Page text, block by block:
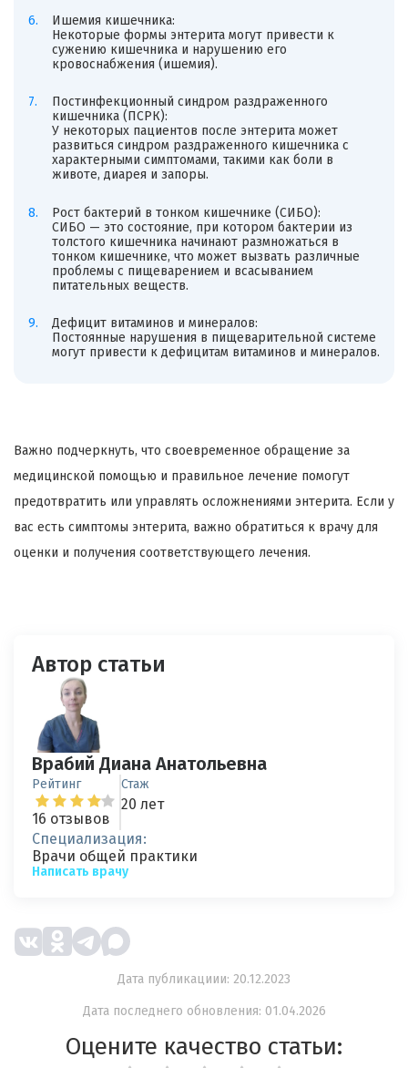
Ишемия кишечника:
Некоторые формы энтерита могут привести к
сужению кишечника и нарушению его
кровоснабжения (ишемия).
Постинфекционный синдром раздраженного
кишечника (ПСРК):
У некоторых пациентов после энтерита может
развиться синдром раздраженного кишечника с
характерными симптомами, такими как боли в
животе, диарея и запоры.
Рост бактерий в тонком кишечнике (СИБО):
СИБО — это состояние, при котором бактерии из
толстого кишечника начинают размножаться в
тонком кишечнике, что может вызвать различные
проблемы с пищеварением и всасыванием
питательных веществ.
Дефицит витаминов и минералов:
Постоянные нарушения в пищеварительной системе
могут привести к дефицитам витаминов и минералов.
Важно подчеркнуть, что своевременное обращение за
медицинской помощью и правильное лечение помогут
предотвратить или управлять осложнениями энтерита. Если у
вас есть симптомы энтерита, важно обратиться к врачу для
оценки и получения соответствующего лечения.
Автор статьи
Врабий Диана Анатольевна
Рейтинг
16 отзывов
Стаж
20 лет
Специализация:
Врачи общей практики
Написать врачу
Дата публикациии: 20.12.2023
Дата последнего обновления: 01.04.2026
Оцените качество статьи: